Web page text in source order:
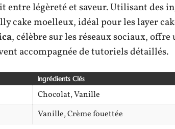
entre légèreté et saveur. Utilisant des
cake moelleux, idéal pour les layer
, célèbre sur les réseaux sociaux,
accompagnée de tutoriels détaillés.
Ingrédients Clés
Chocolat, Vanille
Vanille, Crème fouettée